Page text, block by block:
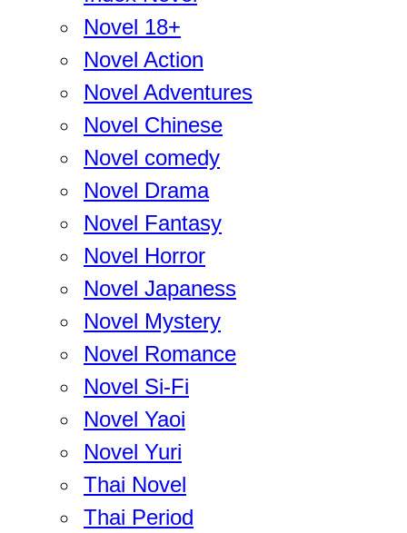
Novel 18+
Novel Action
Novel Adventures
Novel Chinese
Novel comedy
Novel Drama
Novel Fantasy
Novel Horror
Novel Japaness
Novel Mystery
Novel Romance
Novel Si-Fi
Novel Yaoi
Novel Yuri
Thai Novel
Thai Period